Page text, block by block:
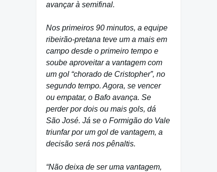
avançar à semifinal.
Nos primeiros 90 minutos, a equipe
ribeirão-pretana teve um a mais em
campo desde o primeiro tempo e
soube aproveitar a vantagem com
um gol “chorado de Cristopher”, no
segundo tempo. Agora, se vencer
ou empatar, o Bafo avança. Se
perder por dois ou mais gols, dá
São José. Já se o Formigão do Vale
triunfar por um gol de vantagem, a
decisão será nos pênaltis.
“Não deixa de ser uma vantagem,